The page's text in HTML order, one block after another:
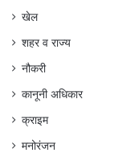
खेल
शहर व राज्य
नौकरी
कानूनी अधिकार
क्राइम
मनोरंजन